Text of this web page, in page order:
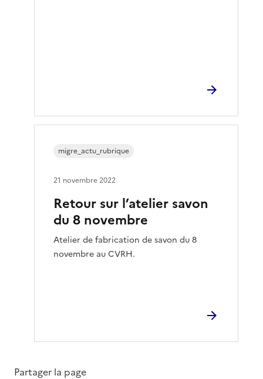
Retour sur l’atelier savon
du 8 novembre
Atelier de fabrication de savon du 8
novembre au CVRH.
migre_actu_rubrique
21 novembre 2022
Partager la page